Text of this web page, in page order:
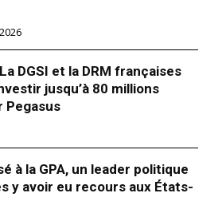
DGSI et la DRM françaises
jusqu’à 80 millions
Pegasus
à la GPA, un leader politique
y avoir eu recours aux États-